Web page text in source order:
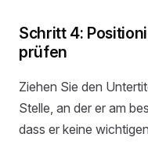
Schritt 4:
prüfen
Ziehen Sie den
Stelle, an der er am
dass er keine